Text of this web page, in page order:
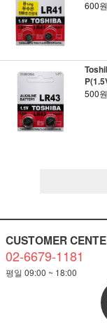
600원
500원
CUSTOMER
02-6679-1181
평일 09:00 ~ 18:00